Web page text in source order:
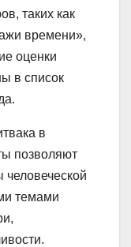
таких как
времени»,
оценки
в список
в
позволяют
человеческой
темами